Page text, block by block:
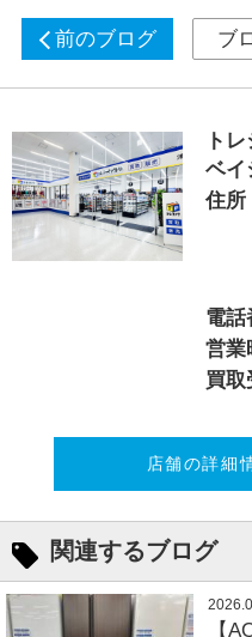
前のブログ ブ
ト
ベイ
住所
電話
営業
買取
店舗の詳細
関連するブログ
【